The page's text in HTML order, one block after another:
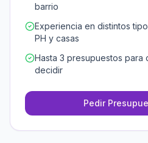
barrio
Experiencia en distintos
PH y casas
Hasta 3 presupuestos para
decidir
Pedir